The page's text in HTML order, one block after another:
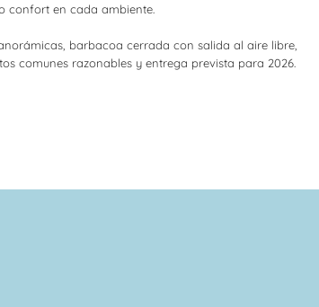
confort en cada ambiente.
barbacoa cerrada con salida al aire libre,
comunes razonables y entrega prevista para 2026.